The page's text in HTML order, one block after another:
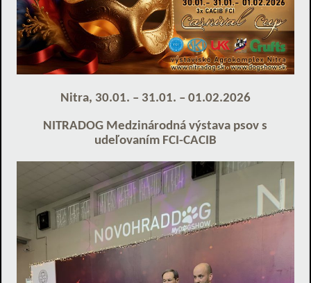
Nitra, 30.01. – 31.01. – 01.02.2026
NITRADOG Medzinárodná výstava psov s
udeľovaním FCI-CACIB